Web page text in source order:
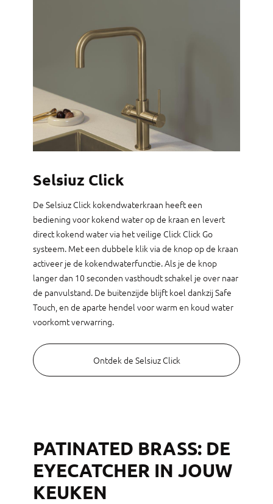
Selsiuz Click
De Selsiuz Click kokendwaterkraan heeft een
bediening voor kokend water op de kraan en levert
direct kokend water via het veilige Click Click Go
systeem. Met een dubbele klik via de knop op de kraan
activeer je de kokendwaterfunctie. Als je de knop
langer dan 10 seconden vasthoudt schakel je over naar
de panvulstand. De buitenzijde blijft koel dankzij Safe
Touch, en de aparte hendel voor warm en koud water
voorkomt verwarring.
Ontdek de Selsiuz Click
PATINATED BRASS: DE
EYECATCHER IN JOUW
KEUKEN